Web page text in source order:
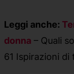
Leggi anche:
donna – Quali
61 Ispirazioni di